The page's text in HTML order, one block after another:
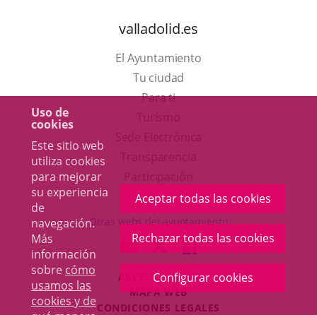
Uso de
cookies
Este sitio web
utiliza cookies
para mejorar
su experiencia
de
navegación.
Más
información
sobre cómo
usamos las
cookies y de
Aceptar todas las cookies
Rechazar todas las cookies
Configurar cookies
valladolid.es
El Ayuntamiento
Tu ciudad
Para ti
en
una
ventana
nueva.
aplicación
externa.
Otras webs del ayuntamiento
ENLACE
A
UNA
APLICACIÓN
ENLACE
A
UNA
APLICACIÓN
ENLACE
A
UNA
ACCESIBILIDAD
MAPA WEB
CONDICIONES LEGALES